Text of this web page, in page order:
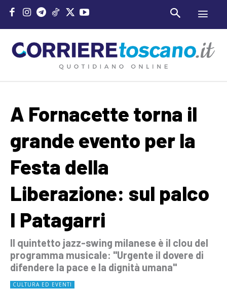
A Fornacette torna il
grande evento per la
Festa della
Liberazione: sul palco
I Patagarri
Il quintetto jazz-swing milanese è il clou del
programma musicale: "Urgente il dovere di
difendere la pace e la dignità umana"
CULTURA ED EVENTI